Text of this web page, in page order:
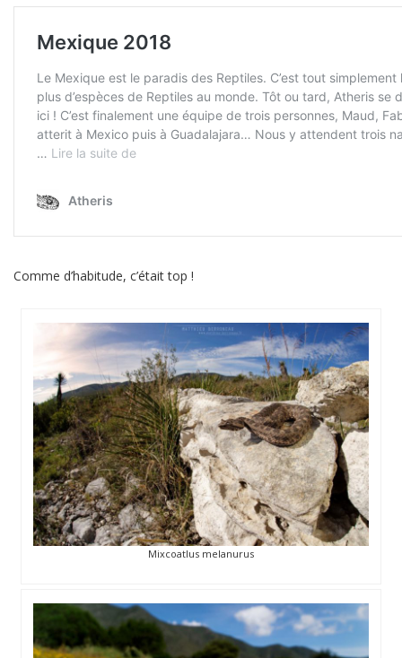
Comme d’habitude, c’était top !
Mixcoatlus melanurus